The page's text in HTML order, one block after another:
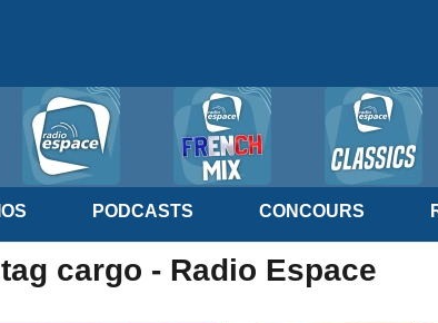
PODCASTS CONCOURS
cargo - Radio Espace